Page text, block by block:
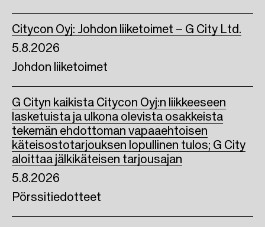
5.8.2026
Johdon liiketoimet
Citycon Oyj: Johdon liiketoimet – G City Ltd.
5.8.2026
Pörssitiedotteet
G Cityn kaikista Citycon Oyj:n liikkeeseen
lasketuista ja ulkona olevista osakkeista
tekemän ehdottoman vapaaehtoisen
käteisostotarjouksen lopullinen tulos; G City
aloittaa jälkikäteisen tarjousajan